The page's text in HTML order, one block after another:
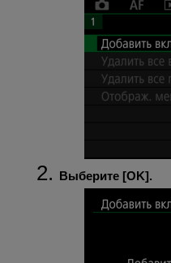
Выберите [OK].